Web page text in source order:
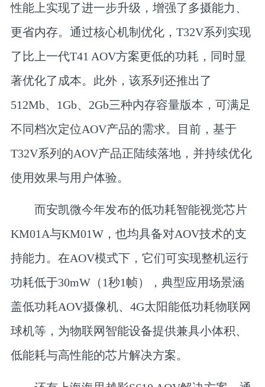
性能上实现了进一步升级，增强了多摄能力、
更省内存。通过核心机制优化，T32V系列实现
了比上一代T41 AOV方案更低的功耗，同时显
著优化了成本。此外，该系列还推出了
512Mb、1Gb、2Gb三种内存容量版本，可满足
不同档次定位AOV产品的需求。目前，基于
T32V系列的AOV产品正陆续落地，并持续优化
使用效果与用户体验。
而安凯微今年发布的低功耗智能视觉芯片
KM01A与KM01W，也均具备对AOV技术的支
持能力。在AOV模式下，它们可实现整机运行
功耗低于30mW（1秒1帧），典型应用场景涵
盖低功耗AOV摄像机、4G太阳能低功耗物联网
球机等，为物联网智能设备提供兼具小体积、
低能耗与高性能的芯片解决方案。